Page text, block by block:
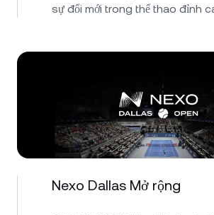
sự đổi mới trong thể thao đỉnh
Nexo Dallas Mở rộng